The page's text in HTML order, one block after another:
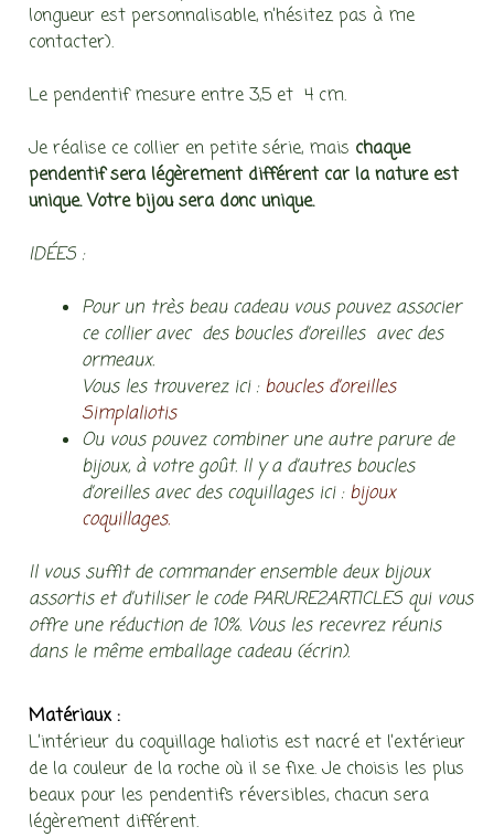
longueur est personnalisable, n’hésitez pas à me
contacter).
Le pendentif mesure entre 3,5 et 4 cm.
Je réalise ce collier en petite série, mais chaque
pendentif sera légèrement différent car la nature est
unique. Votre bijou sera donc unique.
IDÉES :
Pour un très beau cadeau vous pouvez associer
ce collier avec des boucles d’oreilles avec des
ormeaux.
Vous les trouverez ici : boucles d’oreilles
Simplaliotis
Ou vous pouvez combiner une autre parure de
bijoux, à votre goût. Il y a d’autres boucles
d’oreilles avec des coquillages ici :bijoux
coquillages.
Il vous suffit de commander ensemble deux bijoux
assortis et d’utiliser le code PARURE2ARTICLES qui vous
offre une réduction de 10%. Vous les recevrez réunis
dans le même emballage cadeau (écrin).
Matériaux :
L’intérieur du coquillage haliotis est nacré et l’extérieur
de la couleur de la roche où il se fixe. Je choisis les plus
beaux pour les pendentifs réversibles, chacun sera
légèrement différent.